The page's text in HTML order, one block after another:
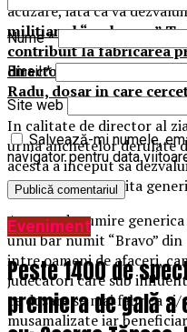
acuzare, iata ca va
militianul “meloman”
contribuit la fabricarea
directorului ziarului
Radu, dosar in care
In calitate de director al
urma anchetelor derulate
acesta a inceput sa
cum a fost denumita
Aceasta denumire
unui bar numit “Bravo”
intre oameni de afaceri,
judecatori care sub
ce dosare se mai fabrica
musamalizate iar
Nume*
Email*
Site web
Salvează-mi numele,
navigator pentru data
Eveniment
Peste 1400 de
premiera de gală a